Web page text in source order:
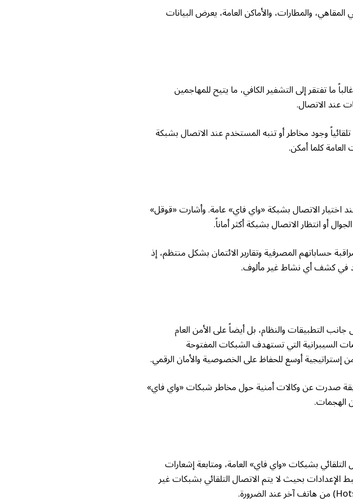
والمطارات، والأماكن العامة، يعرض البيانات
ما تفتقر إلى التشفير الكافي، ما يتيح للمهاجمين
عند الاتصال.
وجود مخاطر أو تنبه المستخدم عند الاتصال بشبكة
كلما أمكن.
اختيار الاتصال بشبكة «واي فاي» عامة. وأشارت «قوقل»
أو انتظار الاتصال بشبكة أكثر أماناً.
حساباتهم المصرفية وتقارير الائتمان بشكل منتظم، إذ
في كشف أي نشاط غير مألوف.
التطبيقات والنظام، بل أيضاً على الأمن العام
السيبرانية التي تستهدف الشبكات المفتوحة
إستراتيجية أوسع للحفاظ على الخصوصية والأمان الرقمي.
صدرت عن وكالات أمنية حول مخاطر شبكات «واي فاي»
الهجمات.
بشبكات «واي فاي» العامة، ومتابعة إشعارات
الإعدادات بحيث لا يتم الاتصال التلقائي بشبكات غير